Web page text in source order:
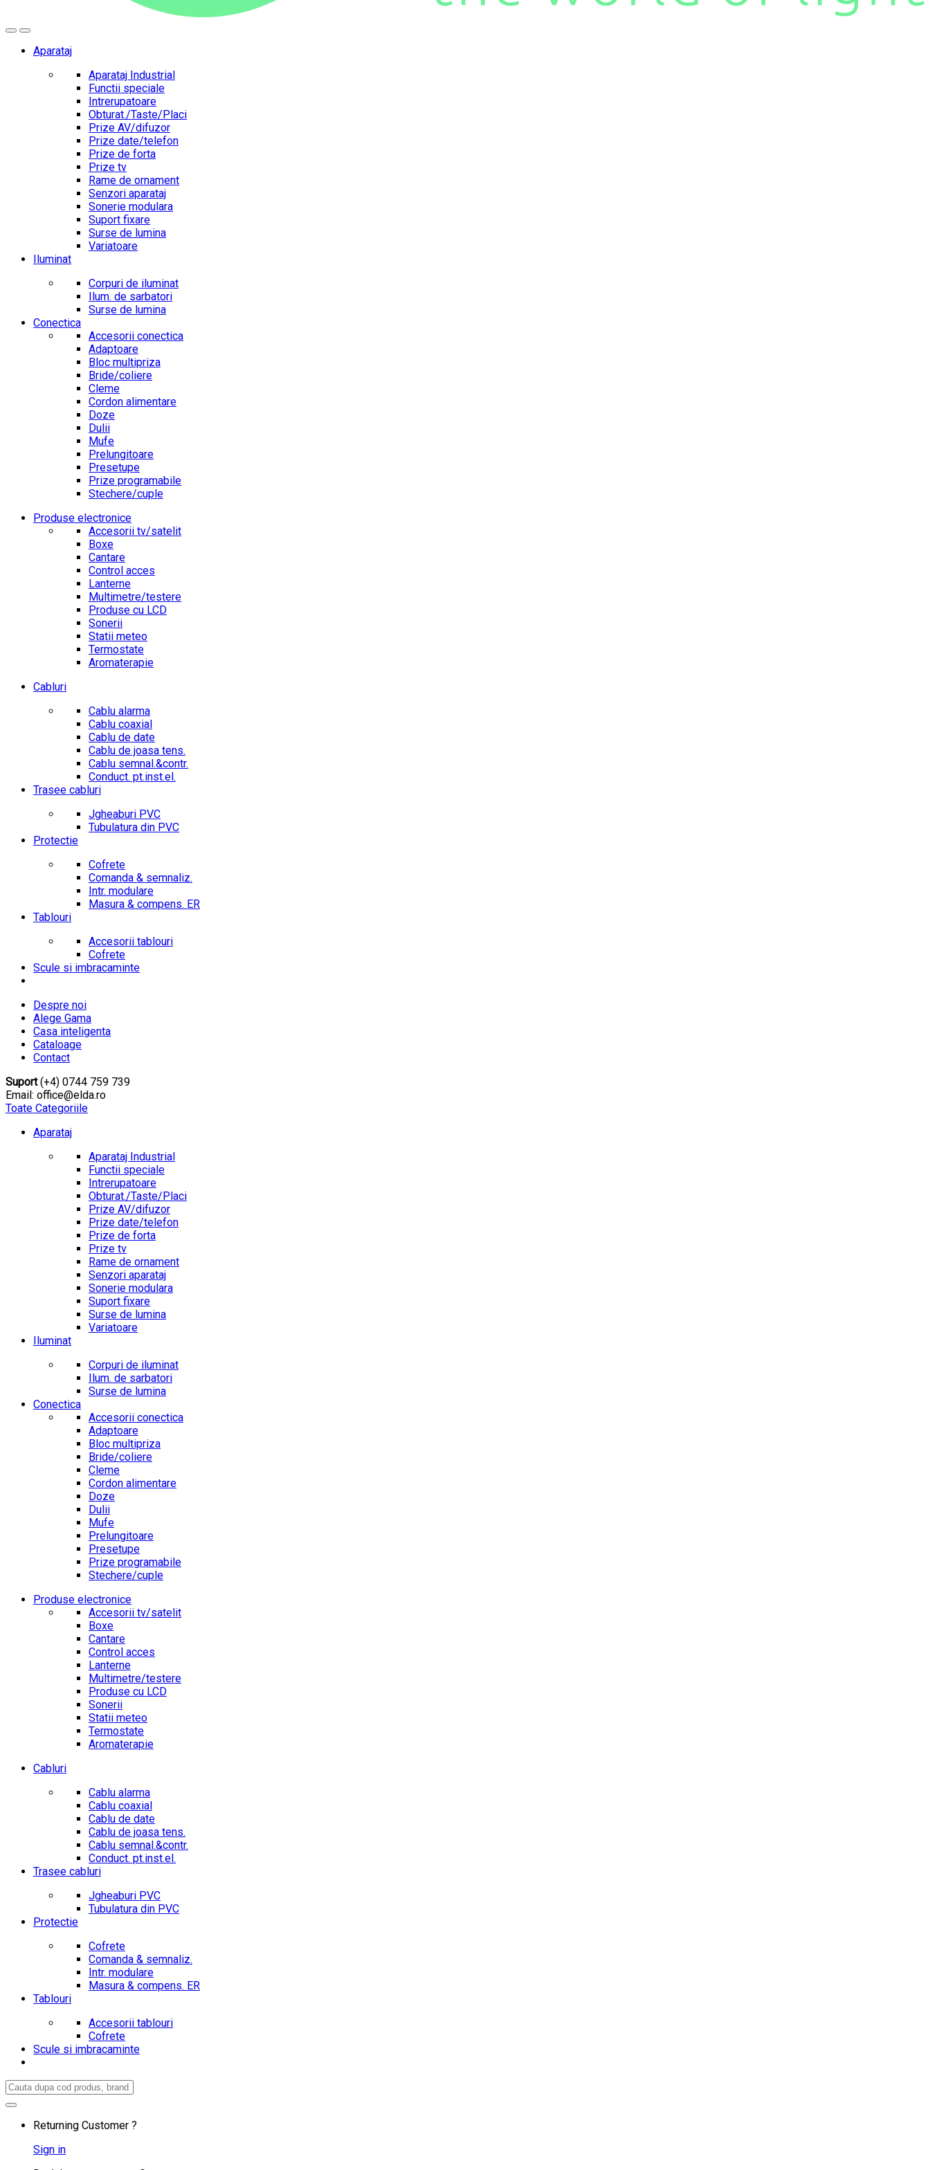
Aparataj
Aparataj Industrial
Functii speciale
Intrerupatoare
Obturat./Taste/Placi
Prize AV/difuzor
Prize date/telefon
Prize de forta
Prize tv
Rame de ornament
Senzori aparataj
Sonerie modulara
Suport fixare
Surse de lumina
Variatoare
Iluminat
Corpuri de iluminat
Ilum. de sarbatori
Surse de lumina
Conectica
Accesorii conectica
Adaptoare
Bloc multipriza
Bride/coliere
Cleme
Cordon alimentare
Doze
Dulii
Mufe
Prelungitoare
Presetupe
Prize programabile
Stechere/cuple
Produse electronice
Accesorii tv/satelit
Boxe
Cantare
Control acces
Lanterne
Multimetre/testere
Produse cu LCD
Sonerii
Statii meteo
Termostate
Aromaterapie
Cabluri
Cablu alarma
Cablu coaxial
Cablu de date
Cablu de joasa tens.
Cablu semnal.&contr.
Conduct. pt.inst.el.
Trasee cabluri
Jgheaburi PVC
Tubulatura din PVC
Protectie
Cofrete
Comanda & semnaliz.
Intr. modulare
Masura & compens. ER
Tablouri
Accesorii tablouri
Cofrete
Scule si imbracaminte
Despre noi
Alege Gama
Casa inteligenta
Cataloage
Contact
Suport(+4) 0744 759 739
Email: office@elda.ro
Toate Categoriile
Aparataj
Aparataj Industrial
Functii speciale
Intrerupatoare
Obturat./Taste/Placi
Prize AV/difuzor
Prize date/telefon
Prize de forta
Prize tv
Rame de ornament
Senzori aparataj
Sonerie modulara
Suport fixare
Surse de lumina
Variatoare
Iluminat
Corpuri de iluminat
Ilum. de sarbatori
Surse de lumina
Conectica
Accesorii conectica
Adaptoare
Bloc multipriza
Bride/coliere
Cleme
Cordon alimentare
Doze
Dulii
Mufe
Prelungitoare
Presetupe
Prize programabile
Stechere/cuple
Produse electronice
Accesorii tv/satelit
Boxe
Cantare
Control acces
Lanterne
Multimetre/testere
Produse cu LCD
Sonerii
Statii meteo
Termostate
Aromaterapie
Cabluri
Cablu alarma
Cablu coaxial
Cablu de date
Cablu de joasa tens.
Cablu semnal.&contr.
Conduct. pt.inst.el.
Trasee cabluri
Jgheaburi PVC
Tubulatura din PVC
Protectie
Cofrete
Comanda & semnaliz.
Intr. modulare
Masura & compens. ER
Tablouri
Accesorii tablouri
Cofrete
Scule si imbracaminte
Search
for:
Returning Customer ?
Sign in